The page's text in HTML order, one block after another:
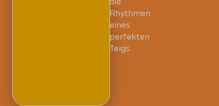
Rhythmen
eines
perfekten
Teigs.